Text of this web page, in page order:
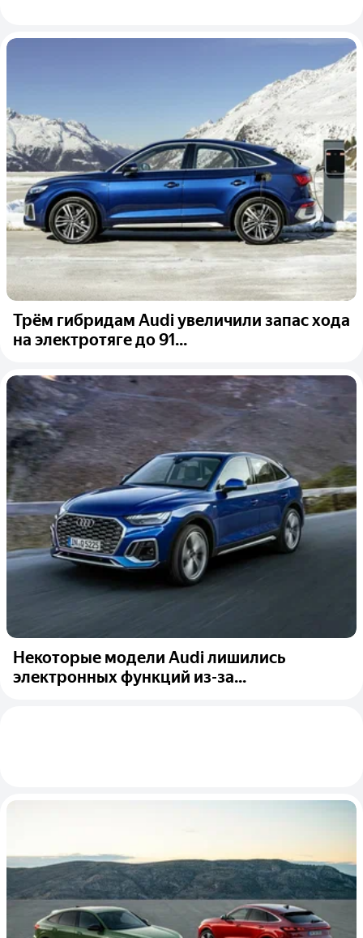
Трём гибридам Audi увеличили запас хода
на электротяге до 91...
Некоторые модели Audi лишились
электронных функций из-за...